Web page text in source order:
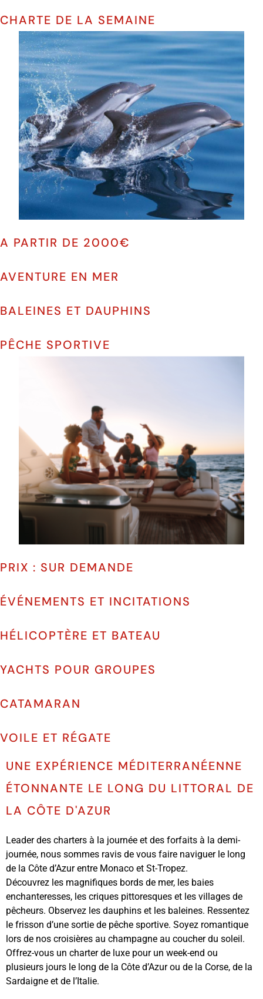
CHARTE DE LA SEMAINE
A PARTIR DE 2000€
AVENTURE EN MER
BALEINES ET DAUPHINS
PÊCHE SPORTIVE
PRIX : SUR DEMANDE
ÉVÉNEMENTS ET INCITATIONS
HÉLICOPTÈRE ET BATEAU
YACHTS POUR GROUPES
CATAMARAN
VOILE ET RÉGATE
UNE EXPÉRIENCE MÉDITERRANÉENNE
ÉTONNANTE LE LONG DU LITTORAL DE
LA CÔTE D'AZUR
Leader des charters à la journée et des forfaits à la demi-
journée, nous sommes ravis de vous faire naviguer le long
de la Côte d’Azur entre Monaco et St-Tropez.
Découvrez les magnifiques bords de mer, les baies
enchanteresses, les criques pittoresques et les villages de
pêcheurs. Observez les dauphins et les baleines. Ressentez
le frisson d’une sortie de pêche sportive. Soyez romantique
lors de nos croisières au champagne au coucher du soleil.
Offrez-vous un charter de luxe pour un week-end ou
plusieurs jours le long de la Côte d’Azur ou de la Corse, de la
Sardaigne et de l’Italie.